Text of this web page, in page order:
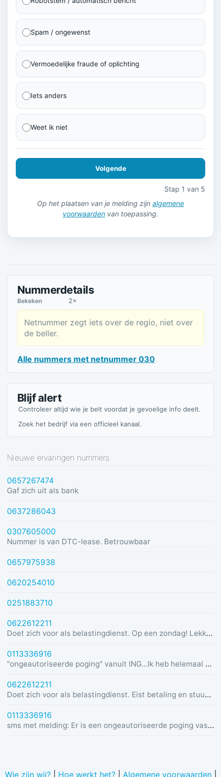
Spam / ongewenst
Vermoedelijke fraude of oplichting
Iets anders
Weet ik niet
Volgende
Stap 1 van 5
Op het plaatsen van je melding zijn algemene
voorwaarden van toepassing.
Nummerdetails
Bekeken 2×
Netnummer zegt iets over de regio, niet over
de beller.
Alle nummers met netnummer 030
Blijf alert
Controleer altijd wie je belt voordat je gevoelige info deelt.
Zoek het bedrijf via een officieel kanaal.
Nieuwe ervaringen nummers
0657267474
Gaf zich uit als bank
0637286043
0307605000
Nummer is van DTC-lease. Betrouwbaar
0657975938
0620254010
0251883710
0622612211
Doet zich voor als belastingdienst. Op een zondag! Lekker dom
0113336916
"ongeautoriseerde poging" vanuit ING...Ik heb helemaal geen rekening bij ING :)
0622612211
Doet zich voor als belastingdienst. Eist betaling en stuurt link in bericht met dreiging van beslaglegging.
0113336916
sms met melding: Er is een ongeautoriseerde poging vastgesteld vanuit Duitsland was u dit niet? Bel de alarmlijn op 0113336916
Wie zijn wij?| Hoe werkt het?| Algemene voorwaarden|